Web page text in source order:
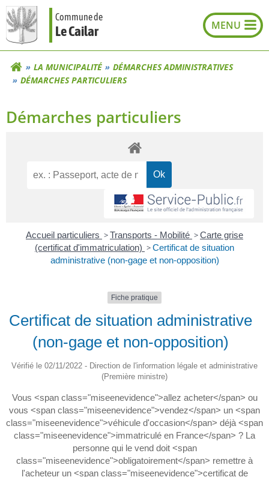
Aller
au
contenu
Commune de
Le Cailar
LA MUNICIPALITÉ
DÉMARCHES ADMINISTRATIVES
DÉMARCHES PARTICULIERS
Démarches particuliers
Accueil particuliers >Transports - Mobilité >Carte grise
(certificat d'immatriculation) >Certificat de situation
administrative (non-gage et non-opposition)
Fiche pratique
Certificat de situation administrative
(non-gage et non-opposition)
Vérifié le 02/11/2022 - Direction de l'information légale et administrative
(Première ministre)
Vous <span class="miseenevidence">allez acheter</span> ou
vous <span class="miseenevidence">vendez</span> un <span
class="miseenevidence">véhicule d'occasion</span> déjà <span
class="miseenevidence">immatriculé en France</span> ? La
personne qui le vend doit <span
class="miseenevidence">obligatoirement</span> remettre à
l'acheteur un <span class="miseenevidence">certificat de